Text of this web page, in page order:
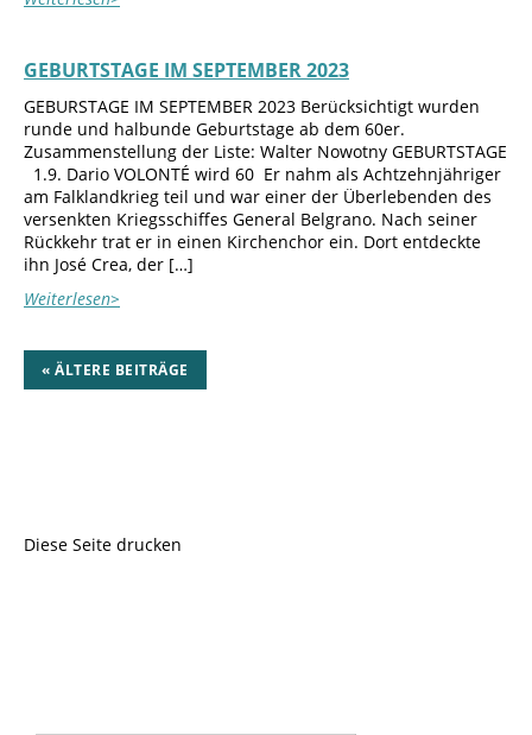
GEBURTSTAGE IM SEPTEMBER 2023
GEBURSTAGE IM SEPTEMBER 2023 Berücksichtigt wurden
runde und halbunde Geburtstage ab dem 60er.
Zusammenstellung der Liste: Walter Nowotny GEBURTSTAGE
1.9. Dario VOLONTÉ wird 60 Er nahm als Achtzehnjähriger
am Falklandkrieg teil und war einer der Überlebenden des
versenkten Kriegsschiffes General Belgrano. Nach seiner
Rückkehr trat er in einen Kirchenchor ein. Dort entdeckte
ihn José Crea, der […]
Weiterlesen>
« ÄLTERE BEITRÄGE
Diese Seite drucken